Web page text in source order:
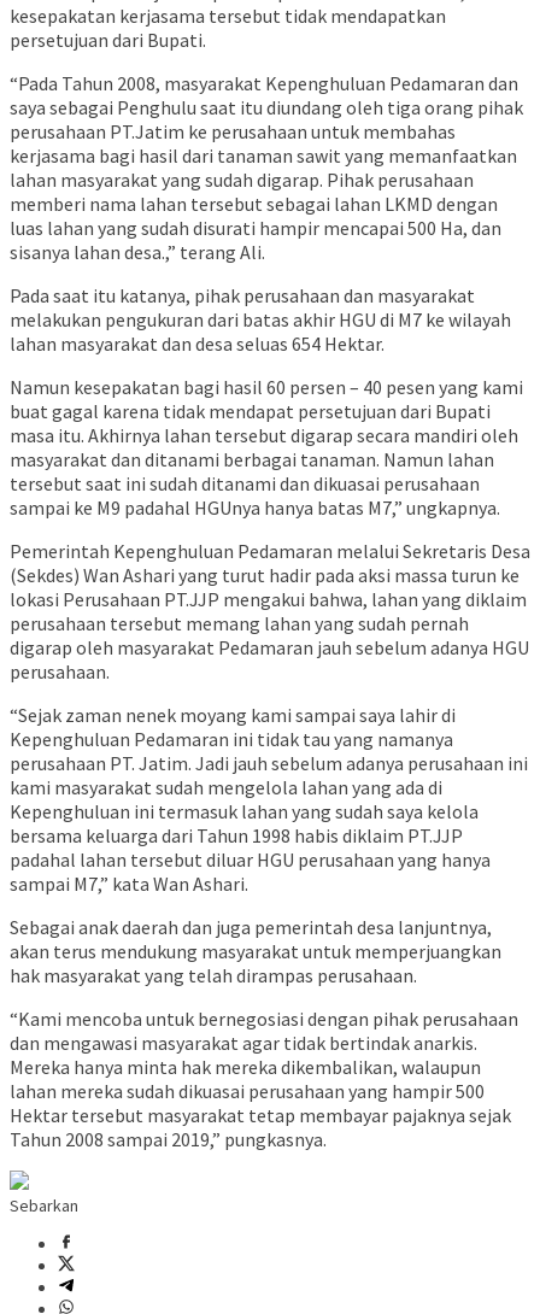
kesepakatan kerjasama tersebut tidak mendapatkan
persetujuan dari Bupati.
“Pada Tahun 2008, masyarakat Kepenghuluan Pedamaran dan
saya sebagai Penghulu saat itu diundang oleh tiga orang pihak
perusahaan PT.Jatim ke perusahaan untuk membahas
kerjasama bagi hasil dari tanaman sawit yang memanfaatkan
lahan masyarakat yang sudah digarap. Pihak perusahaan
memberi nama lahan tersebut sebagai lahan LKMD dengan
luas lahan yang sudah disurati hampir mencapai 500 Ha, dan
sisanya lahan desa.,” terang Ali.
Pada saat itu katanya, pihak perusahaan dan masyarakat
melakukan pengukuran dari batas akhir HGU di M7 ke wilayah
lahan masyarakat dan desa seluas 654 Hektar.
Namun kesepakatan bagi hasil 60 persen – 40 pesen yang kami
buat gagal karena tidak mendapat persetujuan dari Bupati
masa itu. Akhirnya lahan tersebut digarap secara mandiri oleh
masyarakat dan ditanami berbagai tanaman. Namun lahan
tersebut saat ini sudah ditanami dan dikuasai perusahaan
sampai ke M9 padahal HGUnya hanya batas M7,” ungkapnya.
Pemerintah Kepenghuluan Pedamaran melalui Sekretaris Desa
(Sekdes) Wan Ashari yang turut hadir pada aksi massa turun ke
lokasi Perusahaan PT.JJP mengakui bahwa, lahan yang diklaim
perusahaan tersebut memang lahan yang sudah pernah
digarap oleh masyarakat Pedamaran jauh sebelum adanya HGU
perusahaan.
“Sejak zaman nenek moyang kami sampai saya lahir di
Kepenghuluan Pedamaran ini tidak tau yang namanya
perusahaan PT. Jatim. Jadi jauh sebelum adanya perusahaan ini
kami masyarakat sudah mengelola lahan yang ada di
Kepenghuluan ini termasuk lahan yang sudah saya kelola
bersama keluarga dari Tahun 1998 habis diklaim PT.JJP
padahal lahan tersebut diluar HGU perusahaan yang hanya
sampai M7,” kata Wan Ashari.
Sebagai anak daerah dan juga pemerintah desa lanjuntnya,
akan terus mendukung masyarakat untuk memperjuangkan
hak masyarakat yang telah dirampas perusahaan.
“Kami mencoba untuk bernegosiasi dengan pihak perusahaan
dan mengawasi masyarakat agar tidak bertindak anarkis.
Mereka hanya minta hak mereka dikembalikan, walaupun
lahan mereka sudah dikuasai perusahaan yang hampir 500
Hektar tersebut masyarakat tetap membayar pajaknya sejak
Tahun 2008 sampai 2019,” pungkasnya.
Sebarkan